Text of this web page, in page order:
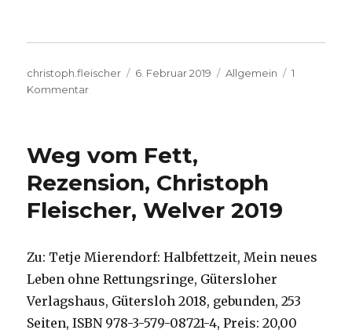
Autor
christoph.fleischer
Veröffentlicht
6. Februar 2019 Kategorien
Allgemein
1
Kommentarzu
Kirchenbau
Weg vom Fett,
Rezension, Christoph
Fleischer, Welver 2019
Zu: Tetje Mierendorf: Halbfettzeit, Mein neues
Leben ohne Rettungsringe, Gütersloher
Verlagshaus, Gütersloh 2018, gebunden, 253
Seiten, ISBN 978-3-579-08721-4, Preis: 20,00